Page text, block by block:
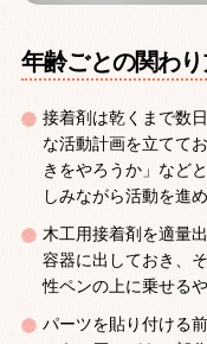
年齢ごとの関わ
接着剤は乾くまで数
な活動計画を立てて
きをやろうか」など
しみながら活動を進
木工用接着剤を適量
容器に出しておき、
性ペンの上に乗せる
パーツを貼り付ける